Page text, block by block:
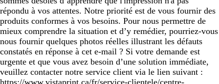
répondu à vos attentes. Notre priorité est de vous fournir des
produits conformes à vos besoins. Pour nous permettre de
mieux comprendre la situation et d’y remédier, pourriez-vous
nous fournir quelques photos réelles illustrant les défauts
constatés en réponse à cet e-mail ? Si votre demande est
urgente et que vous avez besoin d’une solution immédiate,
veuillez contacter notre service client via le lien suivant :